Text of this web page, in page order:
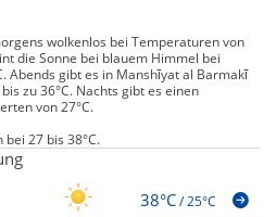
wolkenlos bei Temperaturen von
die Sonne bei blauem Himmel bei
Abends gibt es in Manshīyat al Barmakī
zu 36°C. Nachts gibt es einen
von 27°C.
27 bis 38°C.
38°C/25°C